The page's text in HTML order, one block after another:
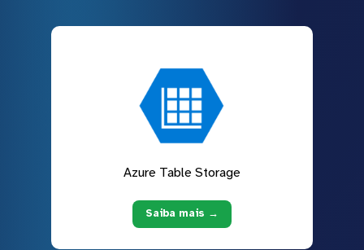
Azure Table Storage
Saiba mais →